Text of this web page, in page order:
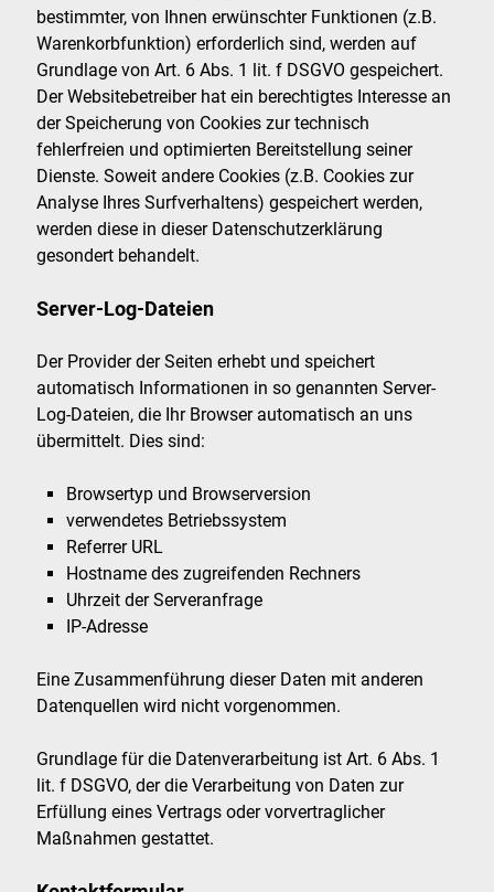
bestimmter, von Ihnen erwünschter Funktionen (z.B.
Warenkorbfunktion) erforderlich sind, werden auf
Grundlage von Art. 6 Abs. 1 lit. f DSGVO gespeichert.
Der Websitebetreiber hat ein berechtigtes Interesse an
der Speicherung von Cookies zur technisch
fehlerfreien und optimierten Bereitstellung seiner
Dienste. Soweit andere Cookies (z.B. Cookies zur
Analyse Ihres Surfverhaltens) gespeichert werden,
werden diese in dieser Datenschutzerklärung
gesondert behandelt.
Server-Log-Dateien
Der Provider der Seiten erhebt und speichert
automatisch Informationen in so genannten Server-
Log-Dateien, die Ihr Browser automatisch an uns
übermittelt. Dies sind:
Browsertyp und Browserversion
verwendetes Betriebssystem
Referrer URL
Hostname des zugreifenden Rechners
Uhrzeit der Serveranfrage
IP-Adresse
Eine Zusammenführung dieser Daten mit anderen
Datenquellen wird nicht vorgenommen.
Grundlage für die Datenverarbeitung ist Art. 6 Abs. 1
lit. f DSGVO, der die Verarbeitung von Daten zur
Erfüllung eines Vertrags oder vorvertraglicher
Maßnahmen gestattet.